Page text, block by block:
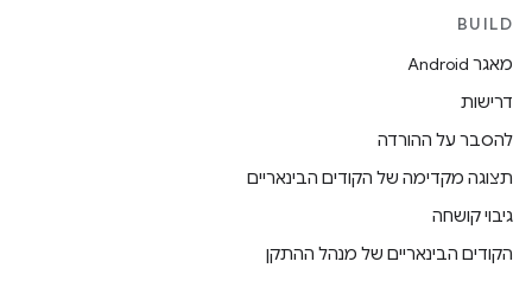
BUILD
מאגר Android
דרישות
להסבר על ההורדה
תצוגה מקדימה של הקודים הבינאריים
גיבוי קושחה
הקודים הבינאריים של מנהל ההתקן